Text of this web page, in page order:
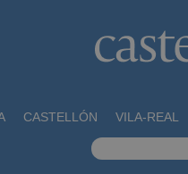
CASTELLÓN VILA-REAL